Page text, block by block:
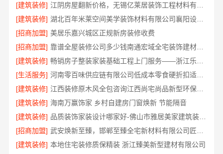
[建筑装修]
[建筑装修]
湖北百年米莱空间美学装饰材料有限公司襄阳设计装修轻奢风案例
[招商加盟] 美居乐嘉兴城区正规新房装修收费
[招商加盟]
靠谱全屋装修公司多少钱南通宏域全宅装饰建材有限公司
[建筑装修]
[生活服务]
河南零百味供应链有限公司低成本零食硬折扣适配全场景
[建筑装修]
江西装修原木风全包咨询江西尚宅尚品新型环保材料有限公司
[建筑装修] 海南万赢饰家 乡村自建房门窗焕新 节能隔音
[建筑装修]
品质装饰家装设计哪家好-佛山市雅居美家建筑装饰工程有限公司
[招商加盟]
[建筑装修] 本地住宅装修质保精装 浙江臻美新型建材有限公司